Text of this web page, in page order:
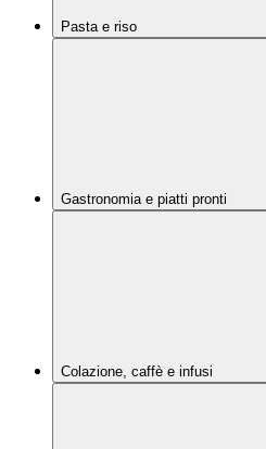
Pasta e riso
Gastronomia e piatti pronti
Colazione, caffè e infusi